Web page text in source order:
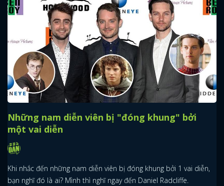
Những nam diễn viên bị "đóng khung" bởi
một vai diễn
Khi nhắc đến những nam diễn viên bị đóng khung bởi 1 vai diễn,
bạn nghĩ đó là ai? Mình thì nghĩ ngay đến Daniel Radcliffe.